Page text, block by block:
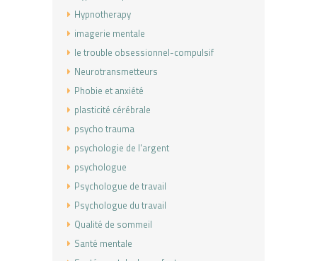
Hypnotherapy
imagerie mentale
le trouble obsessionnel-compulsif
Neurotransmetteurs
Phobie et anxiété
plasticité cérébrale
psycho trauma
psychologie de l'argent
psychologue
Psychologue de travail
Psychologue du travail
Qualité de sommeil
Santé mentale